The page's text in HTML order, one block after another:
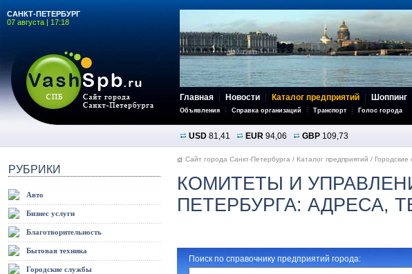
САНКТ-ПЕТЕРБУРГ
07 августа | 17:18
Главная Новости Каталог предприятий Шоппинг
Объявления Справка организаций Транспорт Голос города
USD 81,41 EUR 94,06 GBP 109,73
РУБРИКИ
Авто
Бизнес услуги
Благотворительность
Бытовая техника
Городские службы
Сайт города Санкт-Петербурга / Каталог предприятий / Городские
КОМИТЕТЫ И
ПЕТЕРБУРГА: АДРЕСА,
Поиск по справочнику предприятий города: